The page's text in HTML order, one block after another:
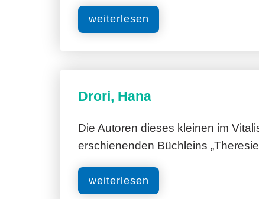
weiterlesen
Drori, Hana
Die Autoren dieses kleinen im
erschienenden Büchleins
weiterlesen